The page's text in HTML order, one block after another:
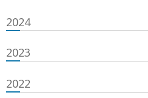
2024
2023
2022